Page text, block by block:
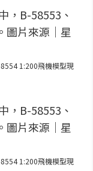
1:200飛機模型現
1:200飛機模型現